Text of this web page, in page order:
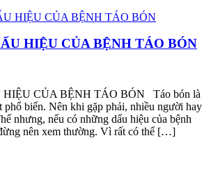
HIỆU CỦA BỆNH TÁO BÓN
CỦA BỆNH TÁO BÓN Táo bón là
phổ biến. Nên khi gặp phải, nhiều người hay
nhưng, nếu có những dấu hiệu của bệnh
nên xem thường. Vì rất có thể […]